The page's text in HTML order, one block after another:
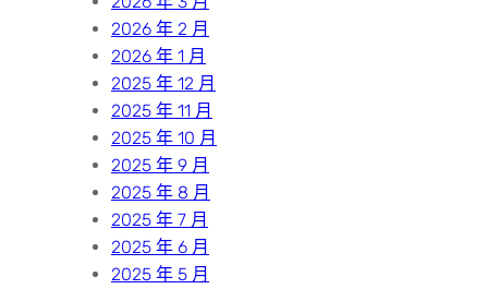
2026 年 2 月
2026 年 1 月
2025 年 12 月
2025 年 11 月
2025 年 10 月
2025 年 9 月
2025 年 8 月
2025 年 7 月
2025 年 6 月
2025 年 5 月